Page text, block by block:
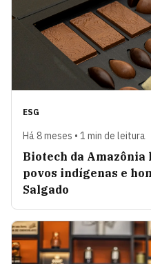
ESG
Há 8 meses • 1 min de leitura
Biotech da Amazônia
povos indígenas e
Salgado